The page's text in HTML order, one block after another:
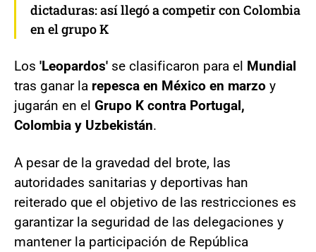
dictaduras: así llegó a competir con Colombia
en el grupo K
Los 'Leopardos' se clasificaron para el Mundial
tras ganar la repesca en México en marzo y
jugarán en el Grupo K contra Portugal,
Colombia y Uzbekistán.
A pesar de la gravedad del brote, las
autoridades sanitarias y deportivas han
reiterado que el objetivo de las restricciones es
garantizar la seguridad de las delegaciones y
mantener la participación de República